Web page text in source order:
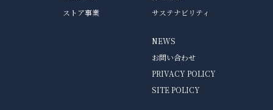
ストア事業
サステナビリティ
NEWS
お問い合わせ
PRIVACY POLICY
SITE POLICY